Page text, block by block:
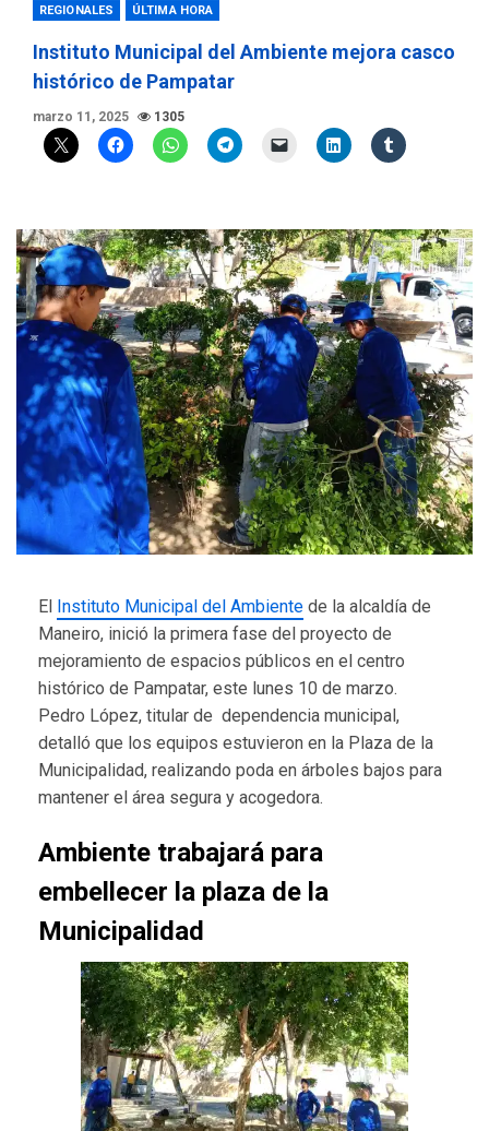
REGIONALES ÚLTIMA HORA
Instituto Municipal del Ambiente mejora casco
histórico de Pampatar
marzo 11, 2025 1305
El Instituto Municipal del Ambiente de la alcaldía de
Maneiro, inició la primera fase del proyecto de
mejoramiento de espacios públicos en el centro
histórico de Pampatar, este lunes 10 de marzo.
Pedro López, titular de dependencia municipal,
detalló que los equipos estuvieron en la Plaza de la
Municipalidad, realizando poda en árboles bajos para
mantener el área segura y acogedora.
Ambiente trabajará para
embellecer la plaza de la
Municipalidad